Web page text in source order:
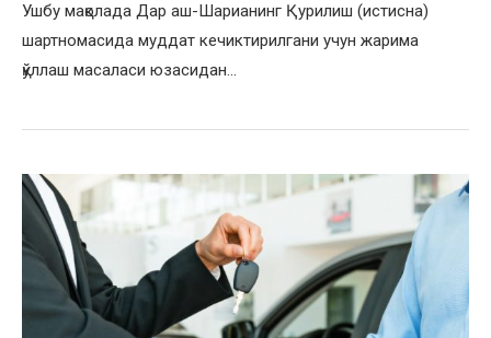
Ушбу мақолада Дар аш-Шарианинг Қурилиш (истисна)
шартномасида муддат кечиктирилгани учун жарима
қўллаш масаласи юзасидан…